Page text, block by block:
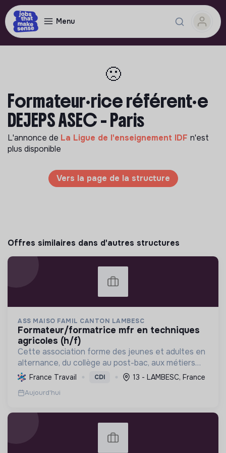
Menu
🙁
Formateur·rice référent·e
DEJEPS ASEC - Paris
L'annonce de La Ligue de l'enseignement IDF n'est
plus disponible
Vers la page de la structure
Offres similaires dans d'autres structures
ASS MAISO FAMIL CANTON LAMBESC
formateur/formatrice mfr en techniques
agricoles (h/f)
Cette association forme des jeunes et adultes en
alternance, du collège au post-bac, aux métiers
liés à la nature, l'agriculture et l'environnement,
favorisant la transition écologique et
l'épanouisse...
France Travail CDI 13 - LAMBESC, France
Aujourd'hui